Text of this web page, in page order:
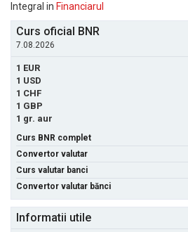
Integral in Financiarul
Curs oficial BNR
7.08.2026
1 EUR
1 USD
1 CHF
1 GBP
1 gr. aur
Curs BNR complet
Convertor valutar
Curs valutar banci
Convertor valutar bănci
Informatii utile